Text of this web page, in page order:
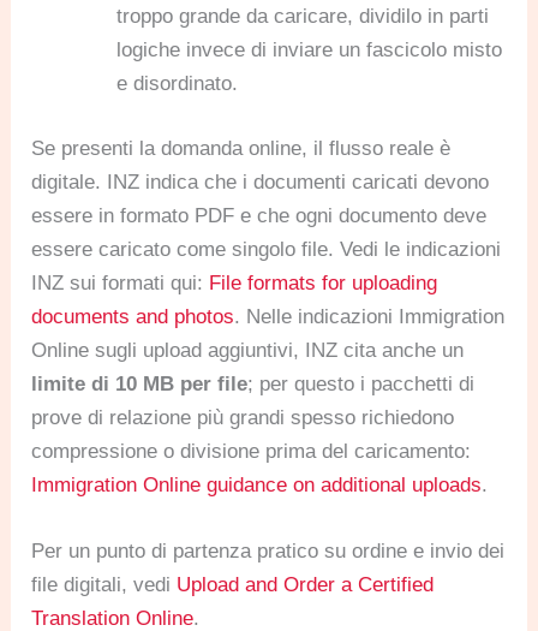
troppo grande da caricare, dividilo in parti
logiche invece di inviare un fascicolo misto
e disordinato.
Se presenti la domanda online, il flusso reale è
digitale. INZ indica che i documenti caricati devono
essere in formato PDF e che ogni documento deve
essere caricato come singolo file. Vedi le indicazioni
INZ sui formati qui: File formats for uploading
documents and photos. Nelle indicazioni Immigration
Online sugli upload aggiuntivi, INZ cita anche un
limite di 10 MB per file; per questo i pacchetti di
prove di relazione più grandi spesso richiedono
compressione o divisione prima del caricamento:
Immigration Online guidance on additional uploads.
Per un punto di partenza pratico su ordine e invio dei
file digitali, vedi Upload and Order a Certified
Translation Online.